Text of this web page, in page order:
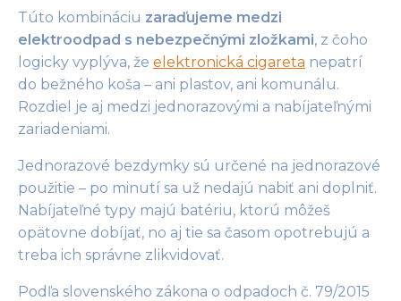
Túto kombináciu zaraďujeme medzi
elektroodpad s nebezpečnými zložkami, z čoho
logicky vyplýva, že elektronická cigareta nepatrí
do bežného koša – ani plastov, ani komunálu.
Rozdiel je aj medzi jednorazovými a nabíjateľnými
zariadeniami.
Jednorazové bezdymky sú určené na jednorazové
použitie – po minutí sa už nedajú nabiť ani doplniť.
Nabíjateľné typy majú batériu, ktorú môžeš
opätovne dobíjať, no aj tie sa časom opotrebujú a
treba ich správne zlikvidovať.
Podľa slovenského zákona o odpadoch č. 79/2015